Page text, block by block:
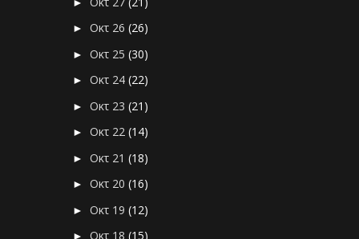
►Οκτ 26(26)
►Οκτ 25(30)
►Οκτ 24(22)
►Οκτ 23(21)
►Οκτ 22(14)
►Οκτ 21(18)
►Οκτ 20(16)
►Οκτ 19(12)
►Οκτ 18(15)